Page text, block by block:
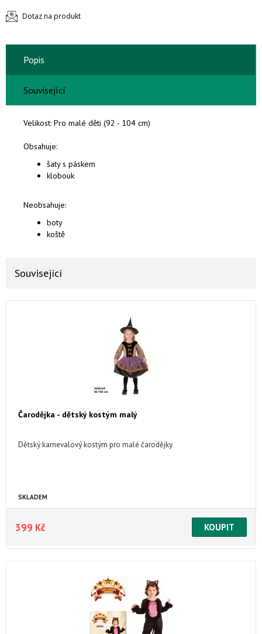
Dotaz na produkt
Popis
Související
Velikost: Pro malé děti (92 - 104 cm)
Obsahuje:
šaty s páskem
klobouk
Neobsahuje:
boty
koště
Související
Čarodějka - dětský kostým malý
Dětský karnevalový kostým pro malé čarodějky
SKLADEM
399 Kč